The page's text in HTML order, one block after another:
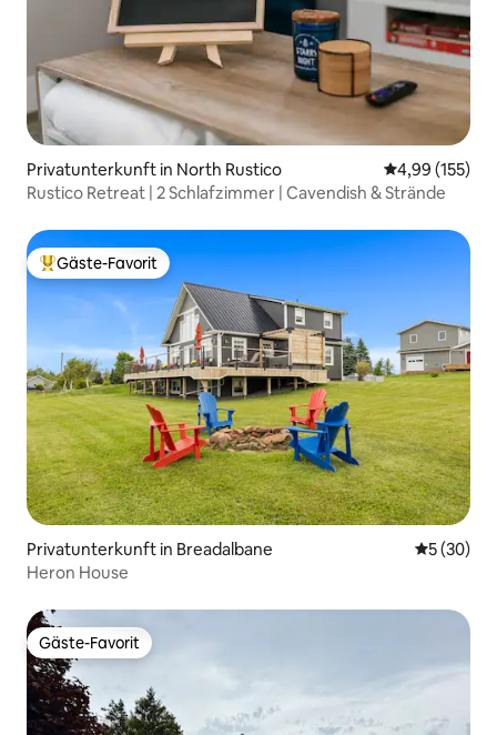
Privatunterkunft in North Rustico
4,99 (155)
Rustico Retreat | 2 Schlafzimmer | Cavendish & Strände
Beliebter Gäste-Favorit.
Gäste-Favorit
Privatunterkunft in Breadalbane
5 (30)
Heron House
Gäste-Favorit
Gäste-Favorit